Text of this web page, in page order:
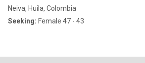
Neiva, Huila, Colombia
Seeking: Female 47 - 43